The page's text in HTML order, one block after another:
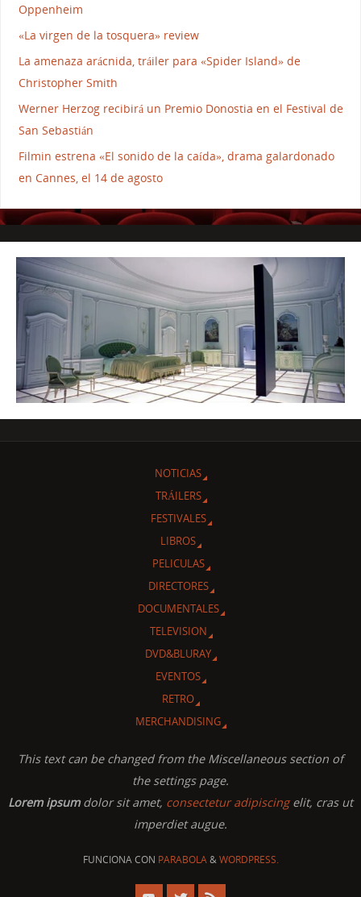
Oppenheim
«La virgen de la tosquera» review
La amenaza arácnida, tráiler para «Spider Island» de
Christopher Smith
Werner Herzog recibirá un Premio Donostia en el Festival de
San Sebastián
Filmin estrena «El sonido de la caída», drama galardonado
en Cannes, el 14 de agosto
NOTICIAS
TRÁILERS
FESTIVALES
LIBROS
PELICULAS
DIRECTORES
DOCUMENTALES
TELEVISION
DVD&BLURAY
EVENTOS
RETRO
MERCHANDISING
This text can be changed from the Miscellaneous section of
the settings page.
Lorem ipsumdolor sit amet, consectetur adipiscingelit, cras ut
imperdiet augue.
FUNCIONA CON PARABOLA&WORDPRESS.